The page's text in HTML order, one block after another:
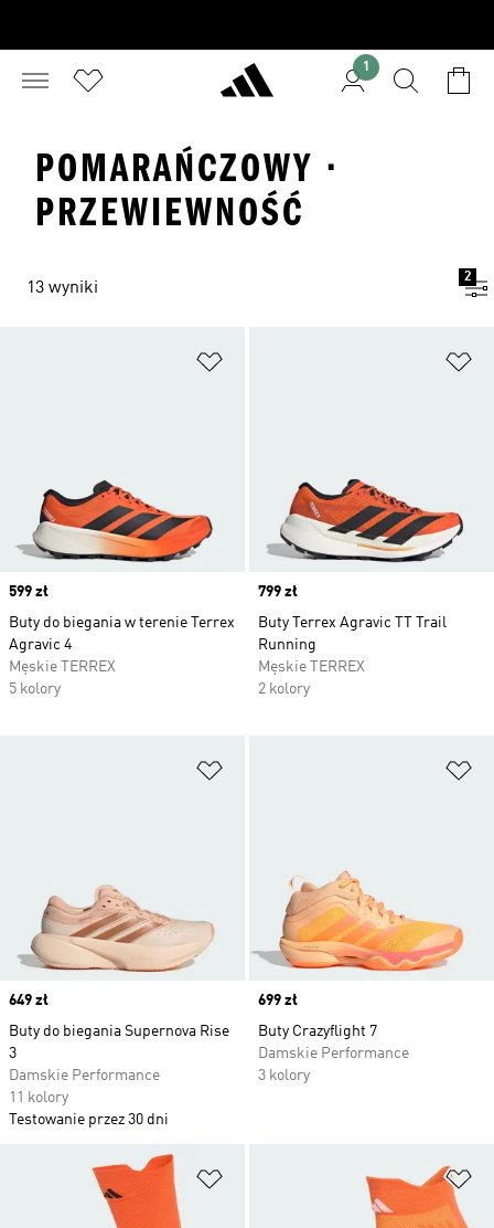
1
POMARAŃCZOWY ·
PRZEWIEWNOŚĆ
13 wyniki
2
Price
599 zł
Buty do biegania w terenie Terrex
Agravic 4
Męskie TERREX
5 kolory
Price
799 zł
Buty Terrex Agravic TT Trail
Running
Męskie TERREX
2 kolory
Price
649 zł
Buty do biegania Supernova Rise
3
Damskie Performance
11 kolory
Testowanie przez 30 dni
Price
699 zł
Buty Crazyflight 7
Damskie Performance
3 kolory
Dodaj do listy życzeń